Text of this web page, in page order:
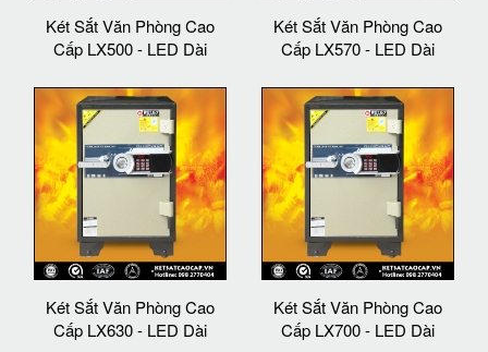
Két Sắt Văn Phòng Cao
Cấp LX500 - LED Dài
Két Sắt Văn Phòng Cao
Cấp LX570 - LED Dài
Két Sắt Văn Phòng Cao
Cấp LX630 - LED Dài
Két Sắt Văn Phòng Cao
Cấp LX700 - LED Dài